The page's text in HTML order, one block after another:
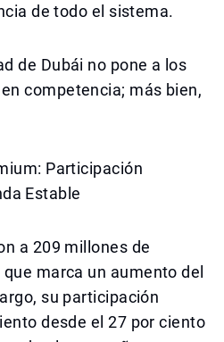
de todo el sistema.
de Dubái no pone a los
competencia; más bien,
Participación
Estable
a 209 millones de
marca un aumento del
su participación
desde el 27 por ciento